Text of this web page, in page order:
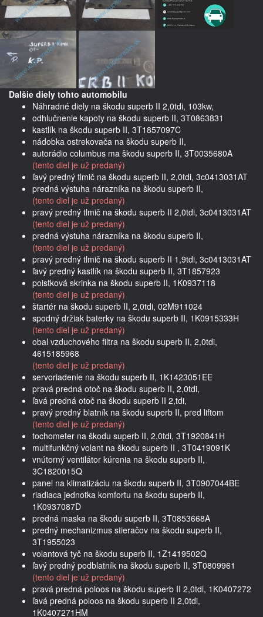
Dalšie diely tohto automobilu
Náhradné diely na škodu superb II 2,0tdi, 103kw,
odhlučnenie kapoty na škodu superb II, 3T0863831
kastlík na škodu superb II, 3T1857097C
nádobka ostrekovača na škodu superb II,
autorádio columbus ma škodu superb II, 3T0035680A
(tento diel je už predaný)
ľavý predný tlmič na škodu superb II, 2,0tdi, 3c0413031AT
predná výstuha nárazníka na škodu superb II,
(tento diel je už predaný)
pravý predný tlmič na škodu superb II 2,0tdi, 3c0413031AT
(tento diel je už predaný)
predná výstuha nárazníka na škodu superb II,
(tento diel je už predaný)
pravý predný tlmič na škodu superb II 1,9tdi, 3c0413031AT
ľavý predný kastlík na škodu superb II, 3T1857923
poistková skrinka na škodu superb II, 1K0937118
(tento diel je už predaný)
štartér na škodu superb II, 2,0tdi, 02M911024
spodný držiak baterky na škodu superb II, 1K0915333H
(tento diel je už predaný)
obal vzduchového filtra na škodu superb II, 2,0tdi,
4615185968
(tento diel je už predaný)
servoriadenie na škodu superb II, 1K1423051EE
pravá predná otoč na škodu superb II, 2,0tdi,
ľavá predná otoč na škodu superb II 2,tdi,
pravý predný blatník na škodu superb II, pred liftom
(tento diel je už predaný)
tochometer na škodu superb II, 2,0tdi, 3T1920841H
multifunkčný volant na škodu superb II , 3T0419091K
vnútorný ventilátor kúrenia na škodu superb II,
3C1820015Q
panel na klimatizáciu na škodu superb II, 3T0907044BE
riadiaca jednotka komfortu na škodu superb II,
1K0937087D
predná maska na škodu superb II, 3T0853668A
predný mechanizmus stieračov na škodu superb II,
3T1955023
volantová tyč na škodu superb II, 1Z1419502Q
ľavý predný podblatník na škodu superb II, 3T0809961
(tento diel je už predaný)
pravá predná poloos na škodu superb II 2,0tdi, 1K0407272
ľavá predná poloos na škodu superb II 2,0tdi,
1K0407271HM